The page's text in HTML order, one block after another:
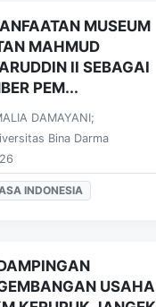
MUSEUM
MAHMUD
II SEBAGAI
PEM...
DAMAYANI;
Bina Darma
INDONESIA
USAHA